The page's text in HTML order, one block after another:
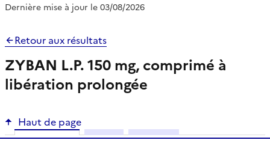
Dernière mise à jour le 03/08/2026
Retour aux résultats
ZYBAN L.P. 150 mg, comprimé à
libération prolongée
Fiche info RCP Notice
Haut de page